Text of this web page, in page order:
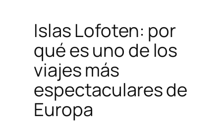
Islas Lofoten: por
qué es uno de los
viajes más
espectaculares de
Europa